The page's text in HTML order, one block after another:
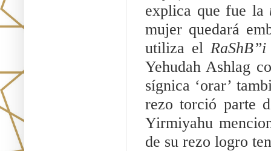
explica que fue la
mujer quedará
utiliza el RaShB”i
Yehudah Ashlag
sígnica ‘orar’
rezo torció parte
Yirmiyahu
de su rezo logro